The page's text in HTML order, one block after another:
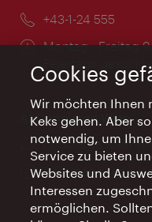
Telefon:
+43-1-24 555
Öffnungszeiten:
Montag - Freitag 9
Feiertags
AI Concierge Wien
Ort:
Öffnungszeiten:
Informationen
Cookies
Wir möchten Ihnen
Keks gehen. Aber
notwendig, um
Service zu bieten
Websites und
Interessen
ermöglichen.